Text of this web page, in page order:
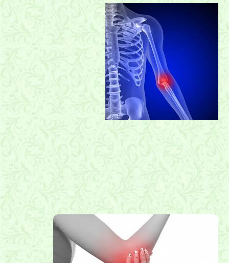
درد آرنج , آرنج تنیس بازان , آرنج گلف بازان , شیراز , طب فیزیکی ,
فیزیوتراپی , دکتر رحیمی نژاد, دکتر ساعد رحیمی نژاد متخصص درد آرنج
در شیراز, کلینیک درد ,کلینیک درد دکتر ساعد رحیمی نژاد ,دکتر ساعد
رحیمی نژاد, کلینیک درد شیراز, درمان درد آرنج ,لیزر درمانی
,فیزیوتراپی شیراز ,تزریق آرنج